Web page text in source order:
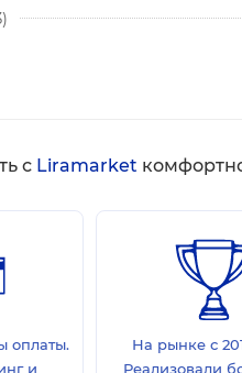
с Liramarket
оплаты.
и
На рынке с
Реализовали